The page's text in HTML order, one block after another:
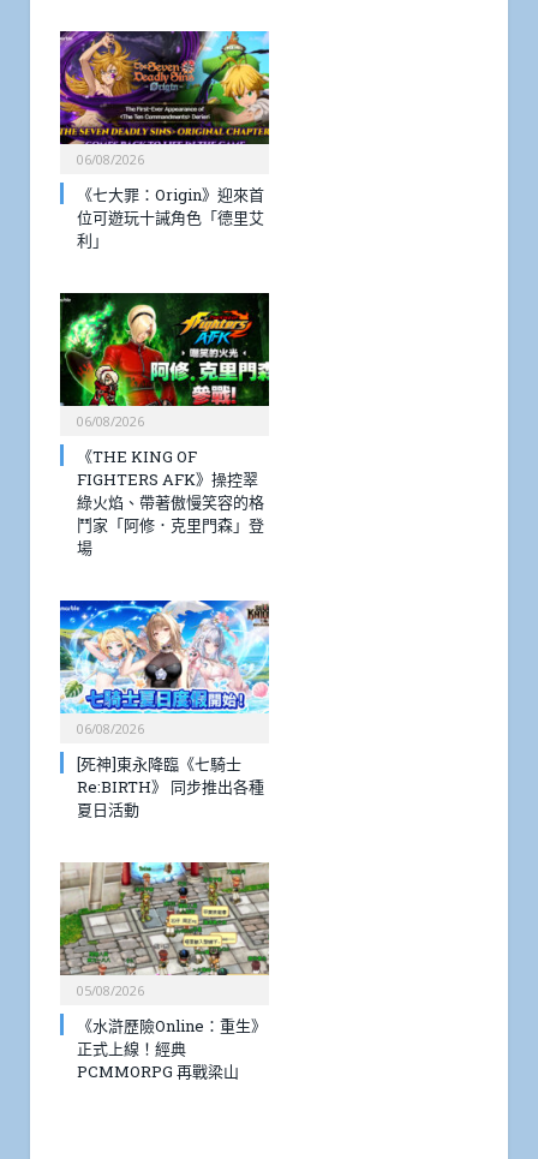
06/08/2026
《七大罪：Origin》迎來首
位可遊玩十誡角色「德里艾
利」
06/08/2026
《THE KING OF
FIGHTERS AFK》操控翠
綠火焰、帶著傲慢笑容的格
鬥家「阿修．克里門森」登
場
06/08/2026
[死神]東永降臨《七騎士
Re:BIRTH》 同步推出各種
夏日活動
05/08/2026
《水滸歷險Online：重生》
正式上線！經典
PCMMORPG 再戰梁山